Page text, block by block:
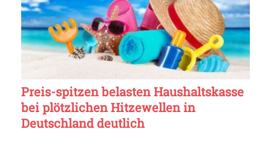
Preis-spitzen belasten Haushaltskasse
bei plötzlichen Hitzewellen in
Deutschland deutlich